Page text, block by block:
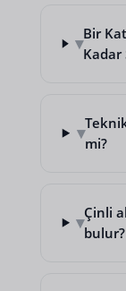
▾Bir
Kadar
▾mi?
▾Çinli
bulur?